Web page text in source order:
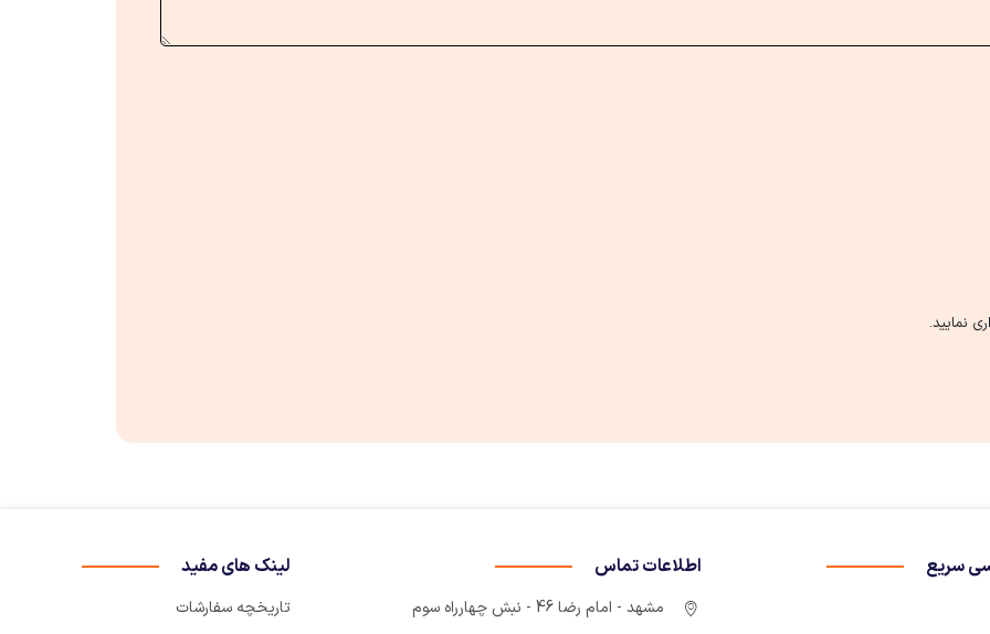
نمایید.
سریع اطلاعات تماس
مشهد - امام رضا 46 - نبش چهارراه سوم
لینک های مفید
تاریخچه سفارشات